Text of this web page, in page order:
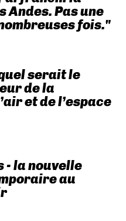
Andes. Pas une
fois."
serait le
de la
et de l’espace
- la nouvelle
au